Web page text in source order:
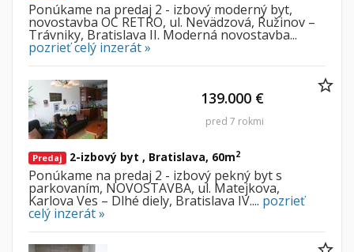
Ponúkame na predaj 2 - izbový moderný byt,
novostavba OC RETRO, ul. Nevädzová, Ružinov –
Trávniky, Bratislava II. Moderná novostavba...
pozrieť celý inzerát »
Predaj 2-izbový byt , Bratislava, 60m2
Ponúkame na predaj 2 - izbový pekný byt s
parkovaním, NOVOSTAVBA, ul. Matejkova,
Karlova Ves – Dlhé diely, Bratislava IV.... pozrieť
celý inzerát »
139.000 €
pred 7 rokmi